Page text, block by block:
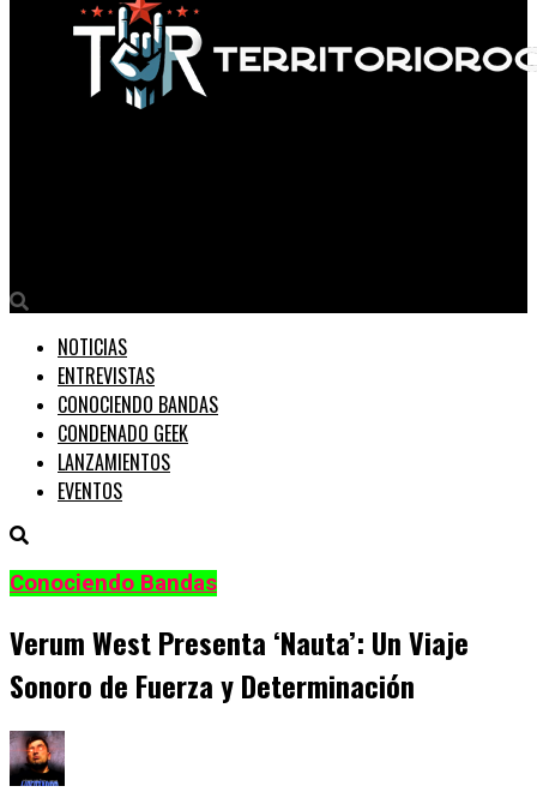
NOTICIAS
ENTREVISTAS
CONOCIENDO BANDAS
CONDENADO GEEK
LANZAMIENTOS
EVENTOS
Conociendo Bandas
Verum West Presenta ‘Nauta’: Un Viaje
Sonoro de Fuerza y Determinación